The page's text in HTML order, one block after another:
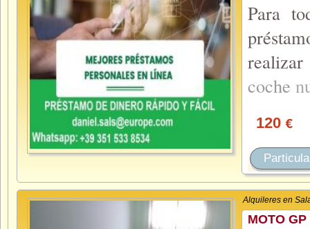
Para
coche
120 €
Alquileres en
MOTO